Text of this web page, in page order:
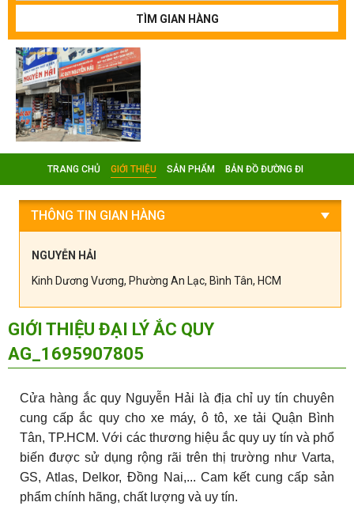
TÌM GIAN HÀNG
TRANG CHỦ GIỚI THIỆU SẢN PHẨM BẢN ĐỒ ĐƯỜNG ĐI
THÔNG TIN GIAN HÀNG
NGUYỄN HẢI
Kinh Dương Vương, Phường An Lạc, Bình Tân, HCM
GIỚI THIỆU ĐẠI LÝ ẮC QUY
AG_1695907805
Cửa hàng ắc quy Nguyễn Hải là địa chỉ uy tín chuyên
cung cấp ắc quy cho xe máy, ô tô, xe tải Quận Bình
Tân, TP.HCM. Với các thương hiệu ắc quy uy tín và phổ
biến được sử dụng rộng rãi trên thị trường như Varta,
GS, Atlas, Delkor, Đồng Nai,... Cam kết cung cấp sản
phẩm chính hãng, chất lượng và uy tín.